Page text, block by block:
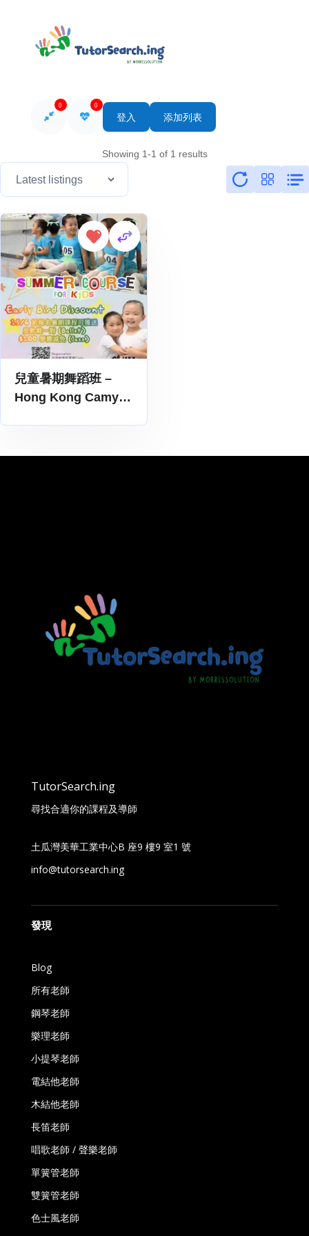
0 0
登入 添加列表
Showing 1-1 of 1 results
兒童暑期舞蹈班 –
Hong Kong Camy
TutorSearch.ing
尋找合適你的課程及導師
土瓜灣美華工業中心B 座9 樓9 室1 號
info@tutorsearch.ing
發現
Blog
所有老師
鋼琴老師
樂理老師
小提琴老師
電結他老師
木結他老師
長笛老師
唱歌老師 / 聲樂老師
單簧管老師
雙簧管老師
色士風老師